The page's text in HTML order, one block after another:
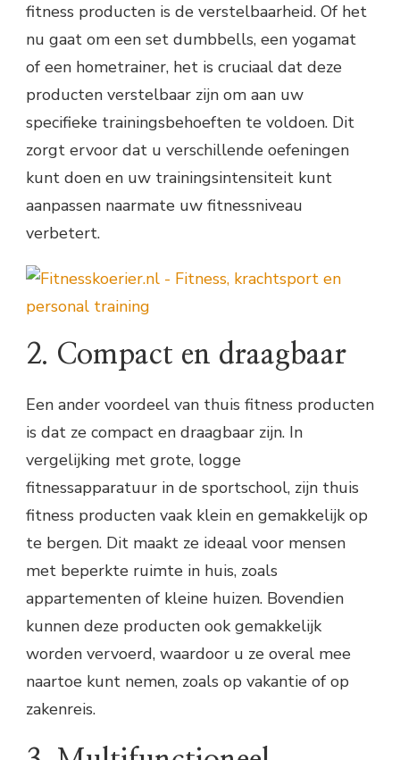
fitness producten is de verstelbaarheid. Of het
nu gaat om een set dumbbells, een yogamat
of een hometrainer, het is cruciaal dat deze
producten verstelbaar zijn om aan uw
specifieke trainingsbehoeften te voldoen. Dit
zorgt ervoor dat u verschillende oefeningen
kunt doen en uw trainingsintensiteit kunt
aanpassen naarmate uw fitnessniveau
verbetert.
2. Compact en draagbaar
Een ander voordeel van thuis fitness producten
is dat ze compact en draagbaar zijn. In
vergelijking met grote, logge
fitnessapparatuur in de sportschool, zijn thuis
fitness producten vaak klein en gemakkelijk op
te bergen. Dit maakt ze ideaal voor mensen
met beperkte ruimte in huis, zoals
appartementen of kleine huizen. Bovendien
kunnen deze producten ook gemakkelijk
worden vervoerd, waardoor u ze overal mee
naartoe kunt nemen, zoals op vakantie of op
zakenreis.